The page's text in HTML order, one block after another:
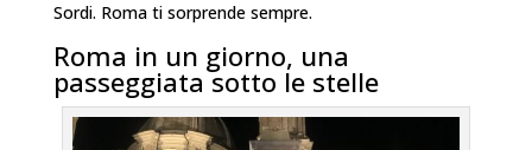
Sordi. Roma ti sorprende sempre.
Roma in un giorno, una
passeggiata sotto le stelle